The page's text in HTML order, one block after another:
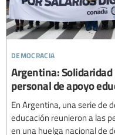
democracia
Argentina:
personal de apoyo
En Argentina, una serie de
educación reunieron a las
en una huelga nacional de